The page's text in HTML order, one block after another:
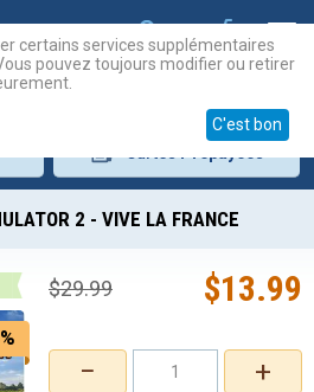
2 - VIVE LA FRANCE
+
−
$13.99
$29.99
certains services supplémentaires
pouvez toujours modifier ou retirer
C'est bon